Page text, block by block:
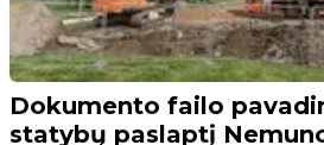
Dokumento failo
statybų paslaptį